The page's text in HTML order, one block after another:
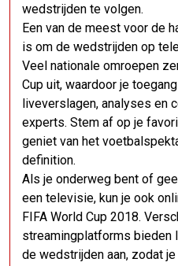
wedstrijden te volgen.
Een van de meest voor de
is om de wedstrijden op
Veel nationale omroepen
Cup uit, waardoor je
liveverslagen, analyses en
experts. Stem af op je
geniet van het
definition.
Als je onderweg bent of
een televisie, kun je ook
FIFA World Cup 2018.
streamingplatforms bieden
de wedstrijden aan, zodat